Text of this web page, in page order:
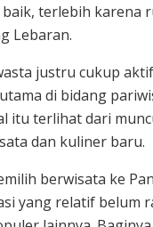
terlebih karena
Lebaran.
justru cukup
di bidang
itu terlihat dari
dan kuliner baru.
berwisata ke
yang relatif belum